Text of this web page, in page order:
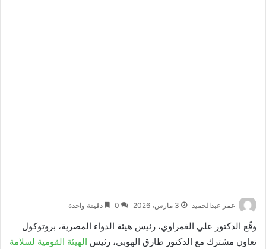
عمر عبدالحميد 3 مارس، 2026 0 دقيقة واحدة
وقّع الدكتور علي الغمراوي، رئيس هيئة الدواء المصرية، بروتوكول
تعاون مشترك مع الدكتور طارق الهوبي، رئيس الهيئة القومية لسلامة